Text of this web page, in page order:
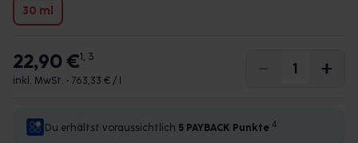
30 ml
22,90 €1, 3
inkl. MwSt. • 763,33 € / l
Du erhältst voraussichtlich 5 PAYBACK Punkte 4